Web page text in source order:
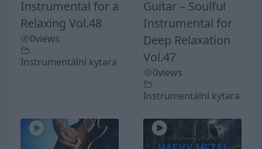
Instrumental for a
Relaxing Vol.48
0views
Instrumentální kytara
Guitar – Soulful
Instrumental for
Deep Relaxation
Vol.47
0views
Instrumentální kytara